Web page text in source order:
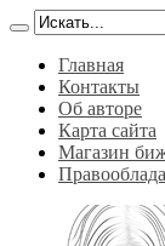
Главная
Контакты
Об авторе
Карта сайта
Магазин